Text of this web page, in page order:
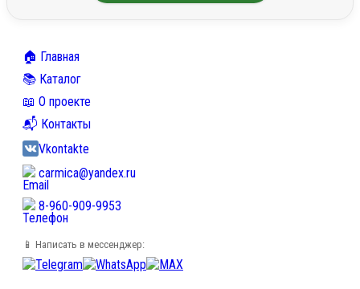
🏠 Главная
📚 Каталог
📖 О проекте
📬 Контакты
Vkontakte
carmica@yandex.ru
8-960-909-9953
📱 Написать в мессенджер: